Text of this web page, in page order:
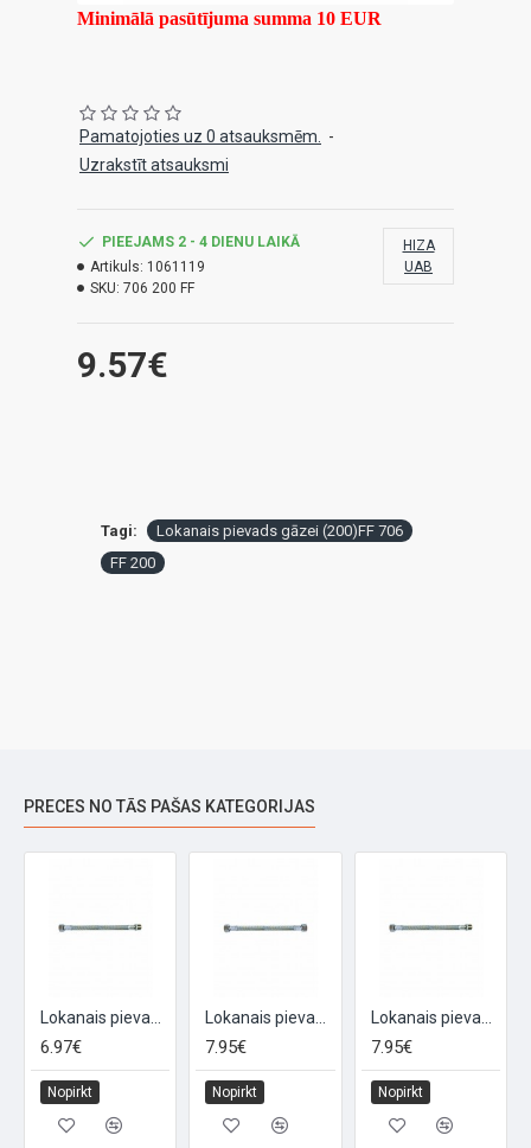
Minimālā pasūtījuma summa 10 EUR
Pamatojoties uz 0 atsauksmēm.
-
Uzrakstīt atsauksmi
9.57€
PIEEJAMS 2 - 4 DIENU LAIKĀ
Artikuls: 1061119
SKU: 706 200 FF
HIZA
UAB
Tagi:
Lokanais pievads gāzei (200)FF 706
FF 200
PRECES NO TĀS PAŠAS KATEGORIJAS
6.97€
Nopirkt
7.95€
Nopirkt
7.95€
Nopirkt